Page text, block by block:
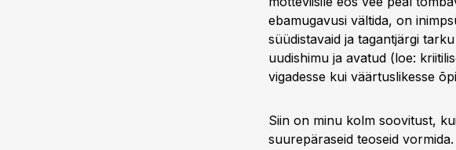
ebamugavusi vältida, on
süüdistavaid ja tagantjärgi
uudishimu ja avatud (loe:
vigadesse kui väärtuslikesse
Siin on minu kolm soovitust,
suurepäraseid teoseid vormida.